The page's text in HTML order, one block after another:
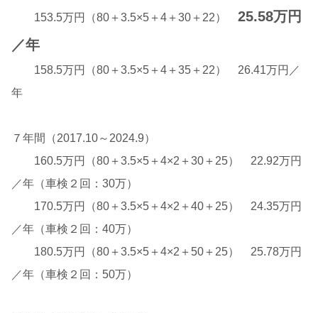
153.5万円（80＋3.5×5＋4＋30＋22） 25.58万円
／年
158.5万円（80＋3.5×5＋4＋35＋22） 26.41万円／
年
７年間（2017.10～2024.9）
160.5万円（80＋3.5×5＋4×2＋30＋25） 22.92万円
／年（車検２回：30万）
170.5万円（80＋3.5×5＋4×2＋40＋25） 24.35万円
／年（車検２回：40万）
180.5万円（80＋3.5×5＋4×2＋50＋25） 25.78万円
／年（車検２回：50万）